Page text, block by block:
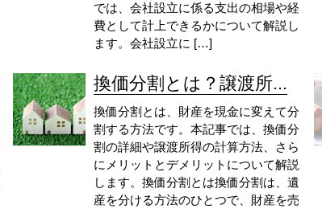
では、会社設立に係る支出の相場や経
費として計上できるかについて解説し
ます。会社設立に […]
換価分割とは？譲渡所...
換価分割とは、財産を現金に変えて分
割する方法です。本記事では、換価分
割の詳細や譲渡所得の計算方法、さら
にメリットとデメリットについて解説
します。換価分割とは換価分割は、遺
産を分ける方法のひとつで、財産を売